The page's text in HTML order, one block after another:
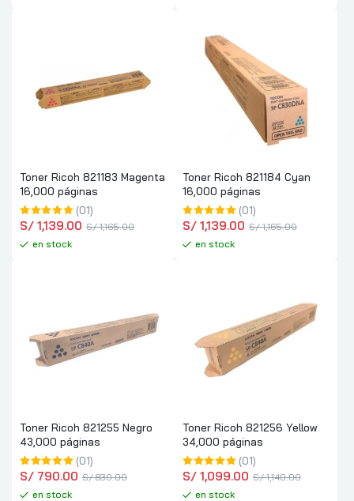
Toner Ricoh 821183 Magenta
16,000 páginas
(01)
S/ 1,165.00
S/ 1,139.00
en stock
Toner Ricoh 821184 Cyan
16,000 páginas
(01)
S/ 1,165.00
S/ 1,139.00
en stock
Toner Ricoh 821255 Negro
43,000 páginas
(01)
S/ 830.00
S/ 790.00
en stock
Toner Ricoh 821256 Yellow
34,000 páginas
(01)
S/ 1,140.00
S/ 1,099.00
en stock